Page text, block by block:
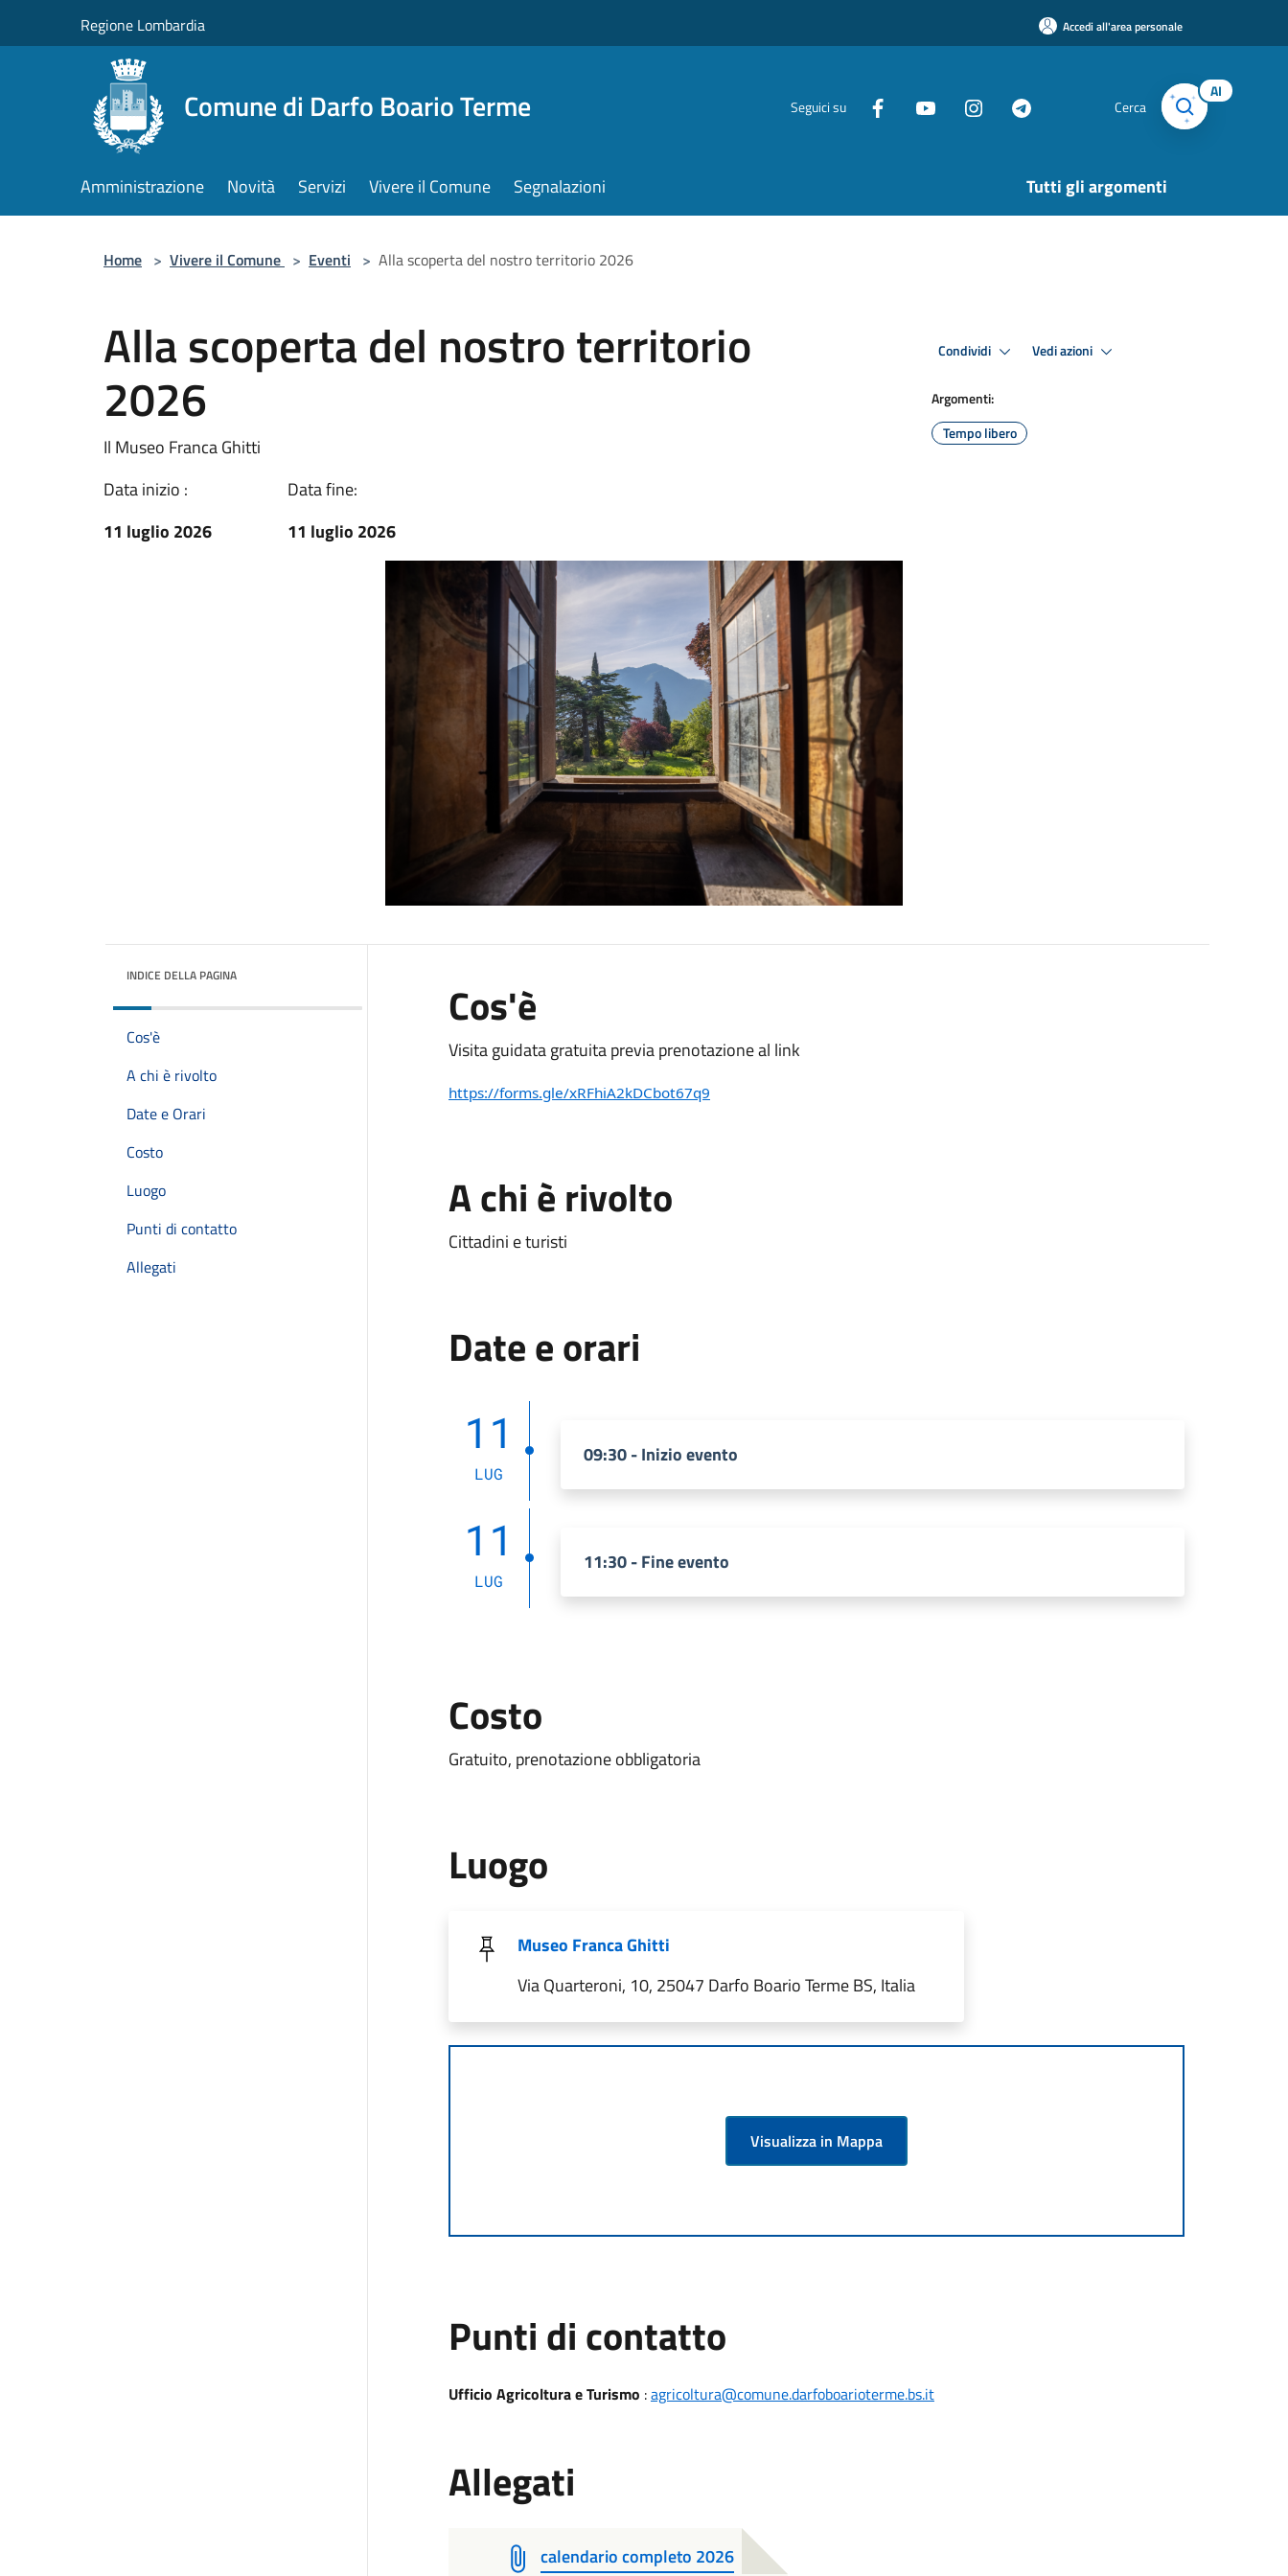
Regione Lombardia Accedi all'area personale
Comune di Darfo Boario Terme Seguici su Cerca
AI
Amministrazione Novità Servizi Vivere il Comune Segnalazioni Tutti gli argomenti
Home > Vivere il Comune > Eventi > Alla scoperta del nostro territorio 2026
Alla scoperta del nostro territorio
2026
Il Museo Franca Ghitti
Data inizio :
11 luglio 2026
Data fine:
11 luglio 2026
Condividi Vedi azioni
Argomenti:
Tempo libero
INDICE DELLA PAGINA
Cos'è
A chi è rivolto
Date e Orari
Costo
Luogo
Punti di contatto
Allegati
Cos'è
Visita guidata gratuita previa prenotazione al link
https://forms.gle/xRFhiA2kDCbot67q9
A chi è rivolto
Cittadini e turisti
Date e orari
11
LUG
09:30 - Inizio evento
11
LUG
11:30 - Fine evento
Costo
Gratuito, prenotazione obbligatoria
Luogo
Museo Franca Ghitti
Via Quarteroni, 10, 25047 Darfo Boario Terme BS, Italia
Visualizza in Mappa
Punti di contatto
Ufficio Agricoltura e Turismo :agricoltura@comune.darfoboarioterme.bs.it
Allegati
calendario completo 2026